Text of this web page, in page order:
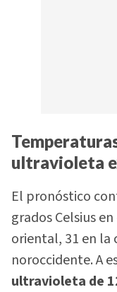
ultravioleta
El pronóstico
grados Celsius
oriental, 31 en la
noroccidente. A
ultravioleta de